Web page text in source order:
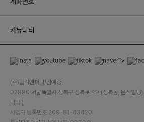
커뮤니티
(주)클릭앤퍼니/김예중
02880 서울특별시 성북구 성북로 49 (성북동, 운석빌딩)
니다.)
사업자 등록번호 209-81-43420